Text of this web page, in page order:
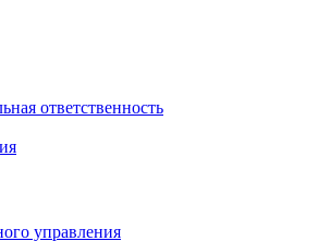
ответственность
управления